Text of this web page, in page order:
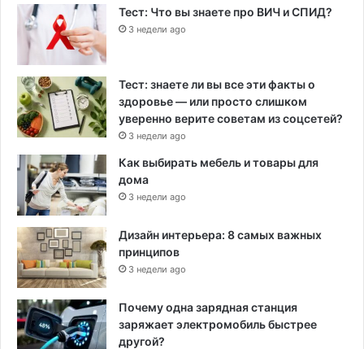
Тест: Что вы знаете про ВИЧ и СПИД?
3 недели ago
Тест: знаете ли вы все эти факты о
здоровье — или просто слишком
уверенно верите советам из соцсетей?
3 недели ago
Как выбирать мебель и товары для
дома
3 недели ago
Дизайн интерьера: 8 самых важных
принципов
3 недели ago
Почему одна зарядная станция
заряжает электромобиль быстрее
другой?